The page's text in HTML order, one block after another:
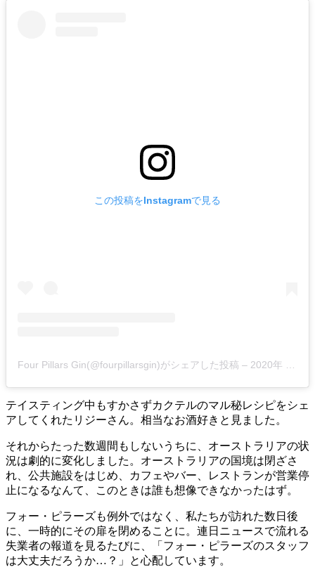
この投稿をInstagramで見る
Four Pillars Gin(@fourpillarsgin)がシェアした投稿 – 2020年 2月月13日午後4時48分PST
テイスティング中もすかさずカクテルのマル秘レシピをシェ
アしてくれたリジーさん。相当なお酒好きと見ました。
それからたった数週間もしないうちに、オーストラリアの状
況は劇的に変化しました。オーストラリアの国境は閉ざさ
れ、公共施設をはじめ、カフェやバー、レストランが営業停
止になるなんて、このときは誰も想像できなかったはず。
フォー・ピラーズも例外ではなく、私たちが訪れた数日後
に、一時的にその扉を閉めることに。連日ニュースで流れる
失業者の報道を見るたびに、「フォー・ピラーズのスタッフ
は大丈夫だろうか…？」と心配しています。